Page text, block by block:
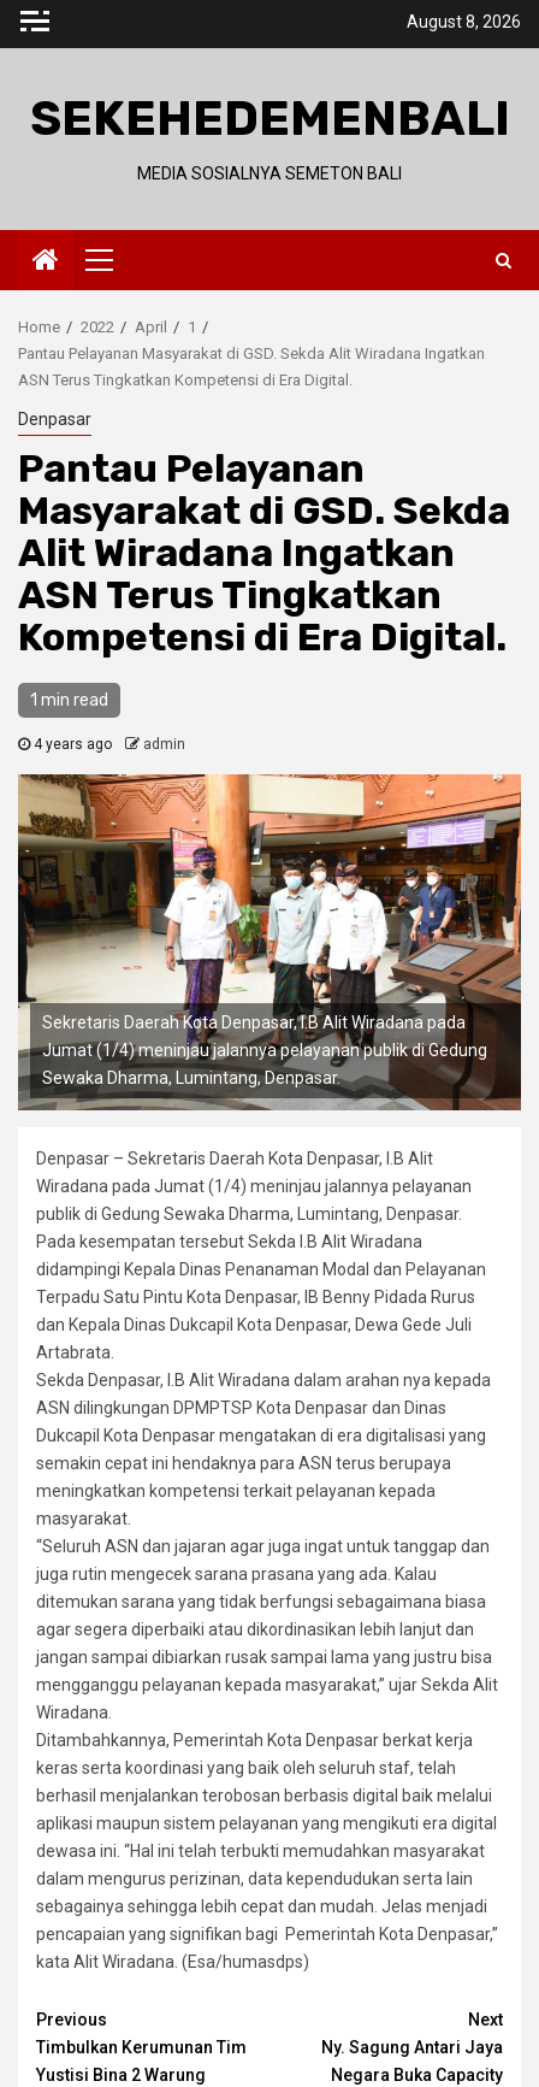
Skip
August 8, 2026
SEKEHEDEMENBALI
MEDIA SOSIALNYA SEMETON BALI
Primary
Menu
Home 2022 April
1
Pantau Pelayanan Masyarakat di GSD. Sekda Alit Wiradana Ingatkan
ASN Terus Tingkatkan Kompetensi di Era Digital.
Denpasar
Pantau Pelayanan
Masyarakat di GSD. Sekda
Alit Wiradana Ingatkan
ASN Terus Tingkatkan
Kompetensi di Era Digital.
1 min read
4 years ago admin
Sekretaris Daerah Kota Denpasar, I.B Alit Wiradana pada
Jumat (1/4) meninjau jalannya pelayanan publik di Gedung
Sewaka Dharma, Lumintang, Denpasar.
Denpasar – Sekretaris Daerah Kota Denpasar, I.B Alit
Wiradana pada Jumat (1/4) meninjau jalannya pelayanan
publik di Gedung Sewaka Dharma, Lumintang, Denpasar.
Pada kesempatan tersebut Sekda I.B Alit Wiradana
didampingi Kepala Dinas Penanaman Modal dan Pelayanan
Terpadu Satu Pintu Kota Denpasar, IB Benny Pidada Rurus
dan Kepala Dinas Dukcapil Kota Denpasar, Dewa Gede Juli
Artabrata.
Sekda Denpasar, I.B Alit Wiradana dalam arahan nya kepada
ASN dilingkungan DPMPTSP Kota Denpasar dan Dinas
Dukcapil Kota Denpasar mengatakan di era digitalisasi yang
semakin cepat ini hendaknya para ASN terus berupaya
meningkatkan kompetensi terkait pelayanan kepada
masyarakat.
“Seluruh ASN dan jajaran agar juga ingat untuk tanggap dan
juga rutin mengecek sarana prasana yang ada. Kalau
ditemukan sarana yang tidak berfungsi sebagaimana biasa
agar segera diperbaiki atau dikordinasikan lebih lanjut dan
jangan sampai dibiarkan rusak sampai lama yang justru bisa
mengganggu pelayanan kepada masyarakat,” ujar Sekda Alit
Wiradana.
Ditambahkannya, Pemerintah Kota Denpasar berkat kerja
keras serta koordinasi yang baik oleh seluruh staf, telah
berhasil menjalankan terobosan berbasis digital baik melalui
aplikasi maupun sistem pelayanan yang mengikuti era digital
dewasa ini. “Hal ini telah terbukti memudahkan masyarakat
dalam mengurus perizinan, data kependudukan serta lain
sebagainya sehingga lebih cepat dan mudah. Jelas menjadi
pencapaian yang signifikan bagi Pemerintah Kota Denpasar,”
kata Alit Wiradana. (Esa/humasdps)
Continue
Reading
Previous
Timbulkan Kerumunan Tim
Yustisi Bina 2 Warung
Next
Ny. Sagung Antari Jaya
Negara Buka Capacity